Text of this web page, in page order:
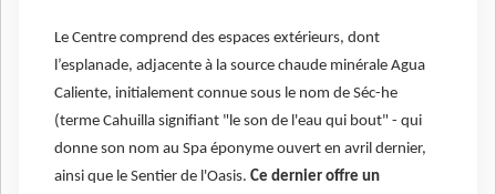
Le Centre comprend des espaces extérieurs, dont
l’esplanade, adjacente à la source chaude minérale Agua
Caliente, initialement connue sous le nom de Séc-he
(terme Cahuilla signifiant "le son de l'eau qui bout" - qui
donne son nom au Spa éponyme ouvert en avril dernier,
ainsi que le Sentier de l'Oasis. Ce dernier offre un